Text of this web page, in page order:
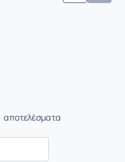
αποτελέσματα